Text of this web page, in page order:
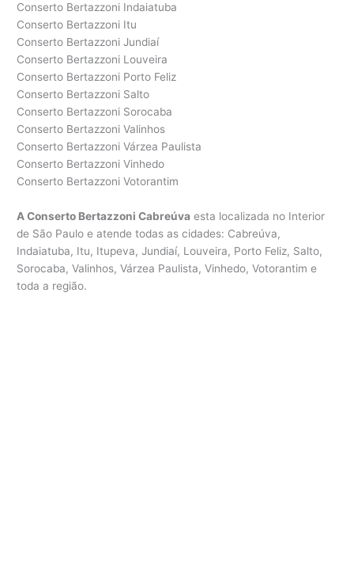
Conserto Bertazzoni Indaiatuba
Conserto Bertazzoni Itu
Conserto Bertazzoni Jundiaí
Conserto Bertazzoni Louveira
Conserto Bertazzoni Porto Feliz
Conserto Bertazzoni Salto
Conserto Bertazzoni Sorocaba
Conserto Bertazzoni Valinhos
Conserto Bertazzoni Várzea Paulista
Conserto Bertazzoni Vinhedo
Conserto Bertazzoni Votorantim
A Conserto Bertazzoni Cabreúva esta localizada no Interior
de São Paulo e atende todas as cidades: Cabreúva,
Indaiatuba, Itu, Itupeva, Jundiaí, Louveira, Porto Feliz, Salto,
Sorocaba, Valinhos, Várzea Paulista, Vinhedo, Votorantim e
toda a região.